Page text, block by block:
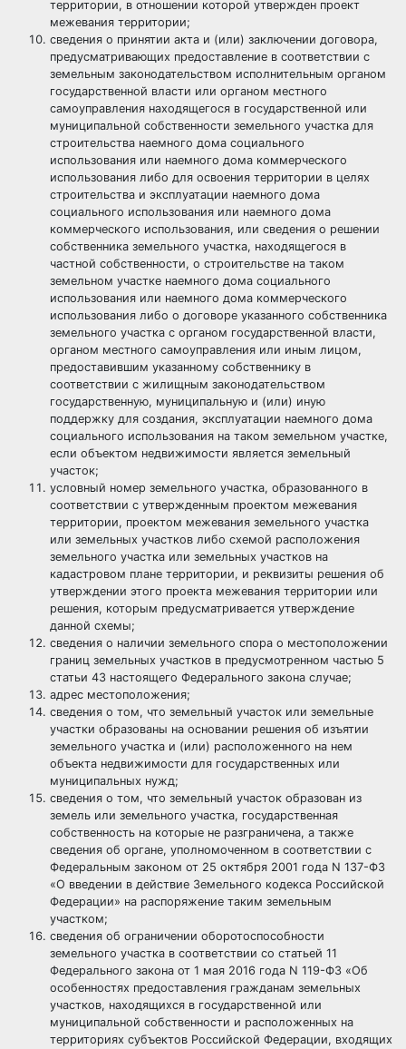
территории, в отношении которой утвержден проект
межевания территории;
сведения о принятии акта и (или) заключении договора,
предусматривающих предоставление в соответствии с
земельным законодательством исполнительным органом
государственной власти или органом местного
самоуправления находящегося в государственной или
муниципальной собственности земельного участка для
строительства наемного дома социального
использования или наемного дома коммерческого
использования либо для освоения территории в целях
строительства и эксплуатации наемного дома
социального использования или наемного дома
коммерческого использования, или сведения о решении
собственника земельного участка, находящегося в
частной собственности, о строительстве на таком
земельном участке наемного дома социального
использования или наемного дома коммерческого
использования либо о договоре указанного собственника
земельного участка с органом государственной власти,
органом местного самоуправления или иным лицом,
предоставившим указанному собственнику в
соответствии с жилищным законодательством
государственную, муниципальную и (или) иную
поддержку для создания, эксплуатации наемного дома
социального использования на таком земельном участке,
если объектом недвижимости является земельный
участок;
условный номер земельного участка, образованного в
соответствии с утвержденным проектом межевания
территории, проектом межевания земельного участка
или земельных участков либо схемой расположения
земельного участка или земельных участков на
кадастровом плане территории, и реквизиты решения об
утверждении этого проекта межевания территории или
решения, которым предусматривается утверждение
данной схемы;
сведения о наличии земельного спора о местоположении
границ земельных участков в предусмотренном частью 5
статьи 43 настоящего Федерального закона случае;
адрес местоположения;
сведения о том, что земельный участок или земельные
участки образованы на основании решения об изъятии
земельного участка и (или) расположенного на нем
объекта недвижимости для государственных или
муниципальных нужд;
сведения о том, что земельный участок образован из
земель или земельного участка, государственная
собственность на которые не разграничена, а также
сведения об органе, уполномоченном в соответствии с
Федеральным законом от 25 октября 2001 года N 137-ФЗ
«О введении в действие Земельного кодекса Российской
Федерации» на распоряжение таким земельным
участком;
сведения об ограничении оборотоспособности
земельного участка в соответствии со статьей 11
Федерального закона от 1 мая 2016 года N 119-ФЗ «Об
особенностях предоставления гражданам земельных
участков, находящихся в государственной или
муниципальной собственности и расположенных на
территориях субъектов Российской Федерации, входящих